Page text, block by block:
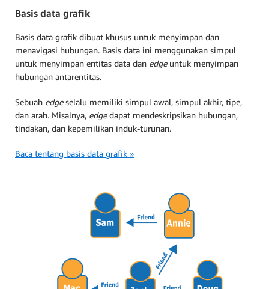
Basis data grafik
Basis data grafik dibuat khusus untuk menyimpan dan
menavigasi hubungan. Basis data ini menggunakan simpul
untuk menyimpan entitas data dan edgeuntuk menyimpan
hubungan antarentitas.
Sebuah edgeselalu memiliki simpul awal, simpul akhir, tipe,
dan arah. Misalnya, edgedapat mendeskripsikan hubungan,
tindakan, dan kepemilikan induk-turunan.
Baca tentang basis data grafik »